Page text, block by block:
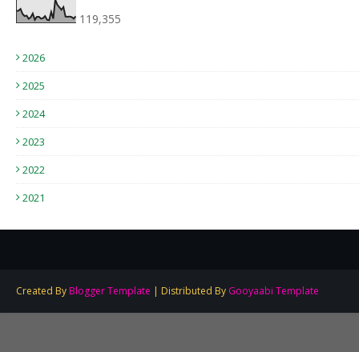
119,355
2026
2025
2024
2023
2022
2021
Created By Blogger Template | Distributed By Gooyaabi Template